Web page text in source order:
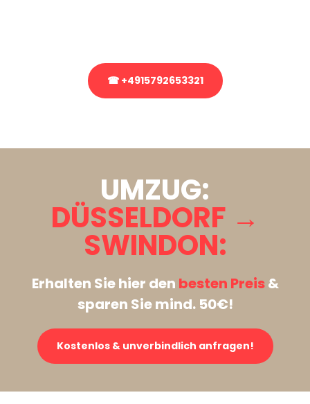
☎ +4915792653321
UMZUG:
DÜSSELDORF →
SWINDON:
Erhalten Sie hier den besten Preis&
sparen Sie mind. 50€!
Kostenlos & unverbindlich anfragen!